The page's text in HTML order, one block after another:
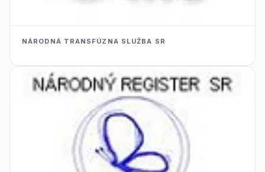
NÁRODNÁ TRANSFÚZNA SLUŽBA SR